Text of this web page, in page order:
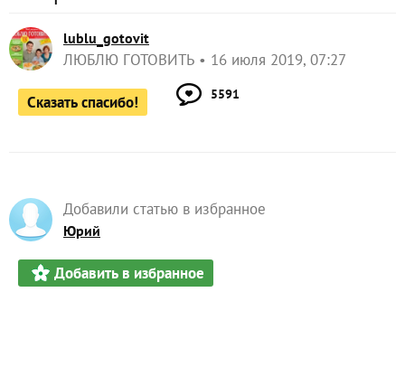
lublu_gotovit
ЛЮБЛЮ ГОТОВИТЬ 16 июля 2019, 07:27
Сказать спасибо! 5591
Добавили статью в избранное
Юрий
Добавить в избранное